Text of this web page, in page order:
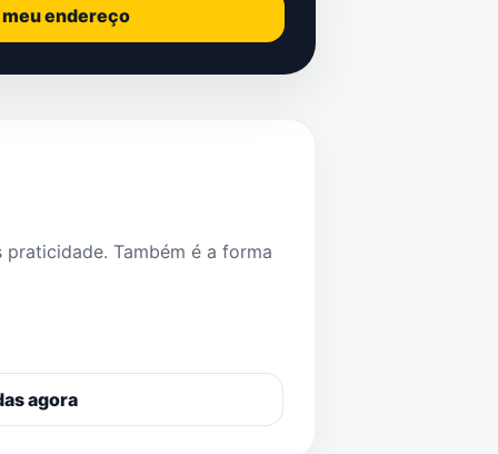
endereço
Também é a forma
agora